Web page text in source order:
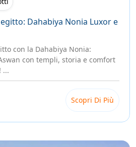
Dahabiya Nonia Luxor e
con la Dahabiya Nonia:
con templi, storia e comfort
...
Scopri Di Più